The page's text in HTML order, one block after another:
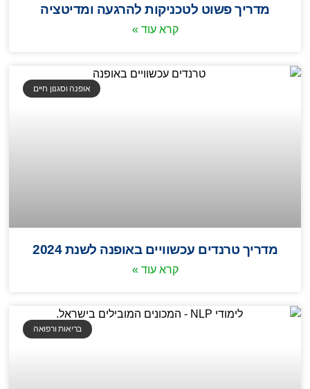
מדריך פשוט לטכניקות להרגעה ומדיטציה
קרא עוד »
אופנה וסגנון חיים
מדריך טרנדים עכשוויים באופנה לשנת 2024
קרא עוד »
בריאות ורפואה